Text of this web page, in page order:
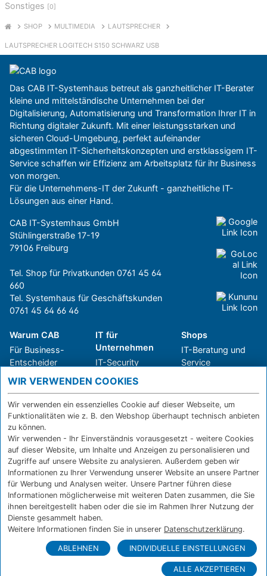
Sonstiges [0]
SHOP MULTIMEDIA LAUTSPRECHER
LAUTSPRECHER LOGITECH S150 SCHWARZ USB
Das CAB IT-Systemhaus betreut als ganzheitlicher IT-Berater
kleine und mittelständische Unternehmen bei der
Digitalisierung, Automatisierung und Transformation Ihrer IT in
Richtung digitaler Zukunft. Mit einer leistungsstarken und
sicheren Cloud-Umgebung, perfekt aufeinander
abgestimmten IT-Sicherheitskonzepten und erstklassigem IT-
Service schaffen wir Effizienz am Arbeitsplatz für ihr Business
von morgen.
Für die Unternehmens-IT der Zukunft - ganzheitliche IT-
Lösungen aus einer Hand.
CAB IT-Systemhaus GmbH
Stühlingerstraße 17-19
79106 Freiburg
Tel. Shop für Privatkunden 0761 45 64
660
Tel. Systemhaus für Geschäftskunden
0761 45 64 66 46
Warum CAB
Für Business-
Entscheider
Für IT-Leiter
Für Privatkunden
Erfolgsgeschichte
n
Branchen
IT für
Unternehmen
IT-Security
IT-Infrastruktur
IT-Service
Softwarelösungen
WLAN-Lösungen
Shops
IT-Beratung und
Service
Versand- und
Zahlarten
Widerruf
Über CAB
Karriere
Sponsoring
Partner
News
Kontakt
IMPRESSUM
DATENSCHUTZ
FERNWARTUNG
© Copyright CAB IT-SYSTEMHAUS GmbH
WIR VERWENDEN COOKIES
Wir verwenden ein essenzielles Cookie auf dieser Webseite, um
Funktionalitäten wie z. B. den Webshop überhaupt technisch anbieten
zu können.
Wir verwenden - Ihr Einverständnis vorausgesetzt - weitere Cookies
auf dieser Website, um Inhalte und Anzeigen zu personalisieren und
Zugriffe auf unsere Website zu analysieren. Außerdem geben wir
Informationen zu Ihrer Verwendung unserer Website an unsere Partner
für Werbung und Analysen weiter. Unsere Partner führen diese
Informationen möglicherweise mit weiteren Daten zusammen, die Sie
ihnen bereitgestellt haben oder die sie im Rahmen Ihrer Nutzung der
Dienste gesammelt haben.
Weitere Informationen finden Sie in unserer Datenschutzerklärung.
ABLEHNEN INDIVIDUELLE EINSTELLUNGEN
ALLE AKZEPTIEREN